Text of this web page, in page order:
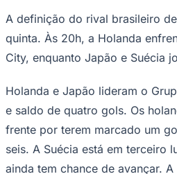
Mundial 2026
Times - Ir direto
A definição do rival brasileiro
quinta. Às 20h, a Holanda
City, enquanto Japão e Suécia
Holanda e Japão lideram o
e saldo de quatro gols. Os
frente por terem marcado um
seis. A Suécia está em terceiro
ainda tem chance de avançar.